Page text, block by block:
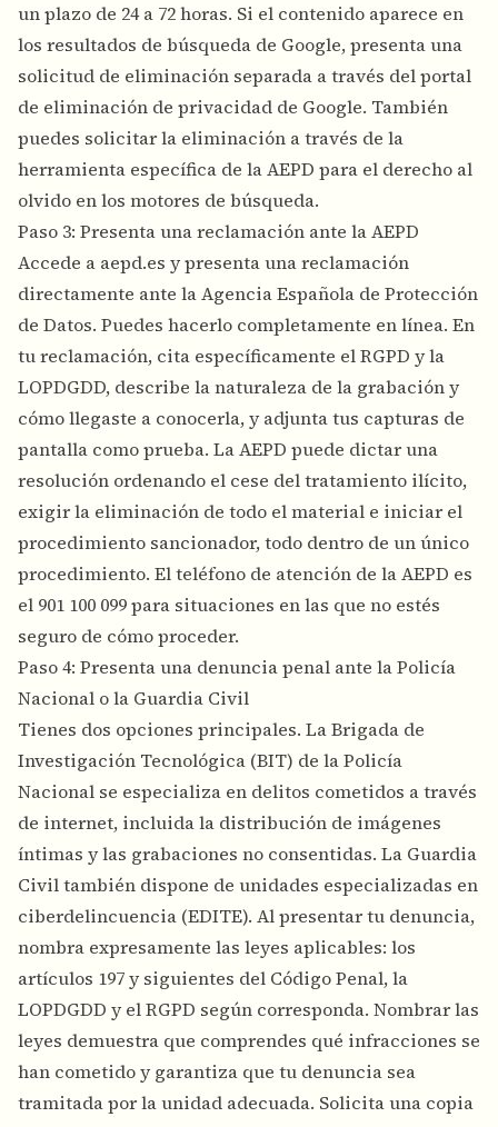
un plazo de 24 a 72 horas. Si el contenido aparece en
los resultados de búsqueda de Google, presenta una
solicitud de eliminación separada a través del portal
de eliminación de privacidad de Google. También
puedes solicitar la eliminación a través de la
herramienta específica de la AEPD para el derecho al
olvido en los motores de búsqueda.
Paso 3: Presenta una reclamación ante la AEPD
Accede a aepd.es y presenta una reclamación
directamente ante la Agencia Española de Protección
de Datos. Puedes hacerlo completamente en línea. En
tu reclamación, cita específicamente el RGPD y la
LOPDGDD, describe la naturaleza de la grabación y
cómo llegaste a conocerla, y adjunta tus capturas de
pantalla como prueba. La AEPD puede dictar una
resolución ordenando el cese del tratamiento ilícito,
exigir la eliminación de todo el material e iniciar el
procedimiento sancionador, todo dentro de un único
procedimiento. El teléfono de atención de la AEPD es
el 901 100 099 para situaciones en las que no estés
seguro de cómo proceder.
Paso 4: Presenta una denuncia penal ante la Policía
Nacional o la Guardia Civil
Tienes dos opciones principales. La Brigada de
Investigación Tecnológica (BIT) de la Policía
Nacional se especializa en delitos cometidos a través
de internet, incluida la distribución de imágenes
íntimas y las grabaciones no consentidas. La Guardia
Civil también dispone de unidades especializadas en
ciberdelincuencia (EDITE). Al presentar tu denuncia,
nombra expresamente las leyes aplicables: los
artículos 197 y siguientes del Código Penal, la
LOPDGDD y el RGPD según corresponda. Nombrar las
leyes demuestra que comprendes qué infracciones se
han cometido y garantiza que tu denuncia sea
tramitada por la unidad adecuada. Solicita una copia